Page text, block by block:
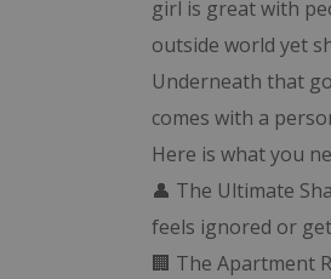
girl is great with
outside world yet
Underneath that
comes with a
Here is what you
👤 The Ultimate
feels ignored or
🏢 The Apartment